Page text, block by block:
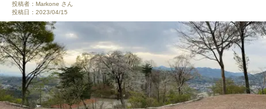
投稿者： Markone さん
投稿日： 2023/04/15